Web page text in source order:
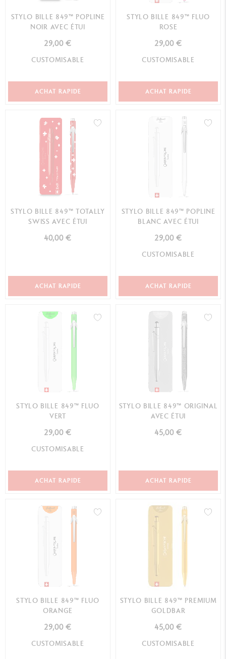
STYLO BILLE 849™ POPLINE
NOIR AVEC ÉTUI
29,00 €
CUSTOMISABLE
ACHAT RAPIDE
STYLO BILLE 849™ FLUO
ROSE
29,00 €
CUSTOMISABLE
ACHAT RAPIDE
STYLO BILLE 849™ TOTALLY
SWISS AVEC ÉTUI
40,00 €
ACHAT RAPIDE
STYLO BILLE 849™ POPLINE
BLANC AVEC ÉTUI
29,00 €
CUSTOMISABLE
ACHAT RAPIDE
STYLO BILLE 849™ FLUO
VERT
29,00 €
CUSTOMISABLE
ACHAT RAPIDE
STYLO BILLE 849™ ORIGINAL
AVEC ÉTUI
45,00 €
ACHAT RAPIDE
STYLO BILLE 849™ FLUO
ORANGE
29,00 €
CUSTOMISABLE
STYLO BILLE 849™ PREMIUM
GOLDBAR
45,00 €
CUSTOMISABLE